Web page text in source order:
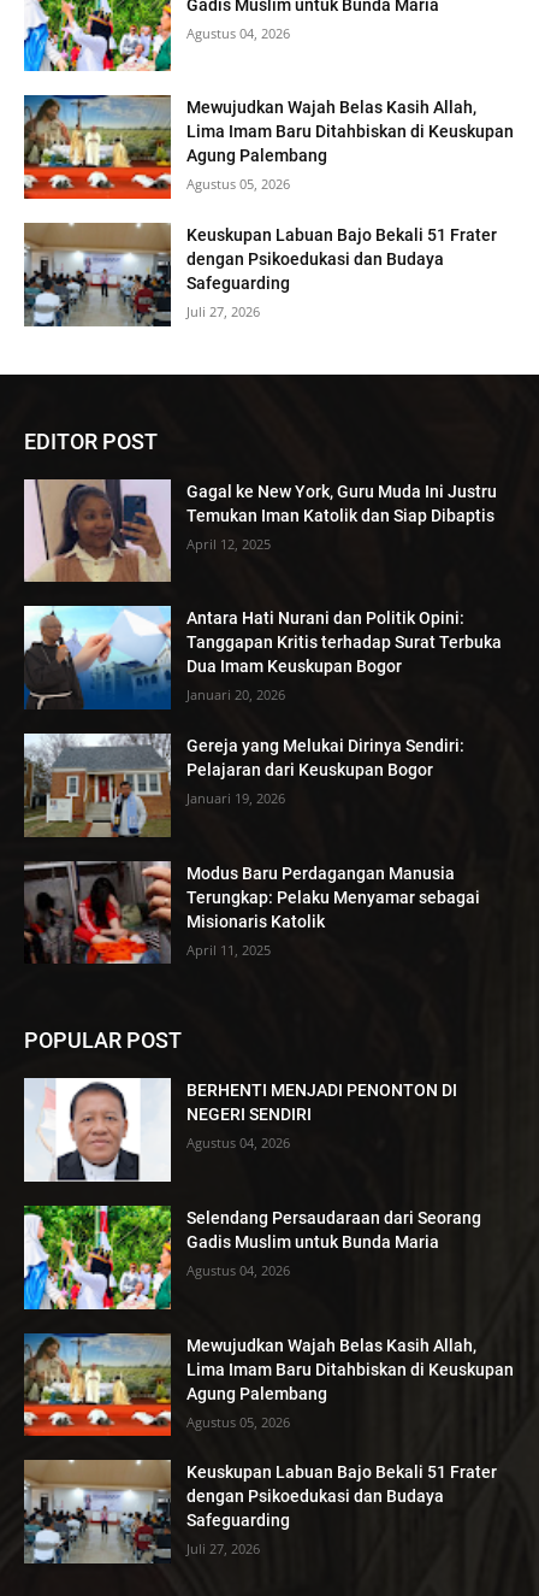
Gadis Muslim untuk Bunda Maria
Agustus 04, 2026
Mewujudkan Wajah Belas Kasih Allah,
Lima Imam Baru Ditahbiskan di Keuskupan
Agung Palembang
Agustus 05, 2026
Keuskupan Labuan Bajo Bekali 51 Frater
dengan Psikoedukasi dan Budaya
Safeguarding
Juli 27, 2026
EDITOR POST
Gagal ke New York, Guru Muda Ini Justru
Temukan Iman Katolik dan Siap Dibaptis
April 12, 2025
Antara Hati Nurani dan Politik Opini:
Tanggapan Kritis terhadap Surat Terbuka
Dua Imam Keuskupan Bogor
Januari 20, 2026
Gereja yang Melukai Dirinya Sendiri:
Pelajaran dari Keuskupan Bogor
Januari 19, 2026
Modus Baru Perdagangan Manusia
Terungkap: Pelaku Menyamar sebagai
Misionaris Katolik
April 11, 2025
POPULAR POST
BERHENTI MENJADI PENONTON DI
NEGERI SENDIRI
Agustus 04, 2026
Selendang Persaudaraan dari Seorang
Gadis Muslim untuk Bunda Maria
Agustus 04, 2026
Mewujudkan Wajah Belas Kasih Allah,
Lima Imam Baru Ditahbiskan di Keuskupan
Agung Palembang
Agustus 05, 2026
Keuskupan Labuan Bajo Bekali 51 Frater
dengan Psikoedukasi dan Budaya
Safeguarding
Juli 27, 2026